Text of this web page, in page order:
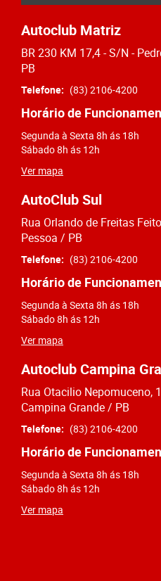
Autoclub Matriz
BR 230 KM 17,4 - S/N -
PB
Telefone: (83) 2106-4200
Horário de
Segunda à Sexta 8h ás 18h
Sábado 8h ás 12h
Ver mapa
AutoClub Sul
Rua Orlando de Freitas
Pessoa / PB
Telefone: (83) 2106-4200
Horário de
Segunda à Sexta 8h ás 18h
Sábado 8h ás 12h
Ver mapa
Autoclub Campina
Rua Otacilio Nepomuceno,
Campina Grande / PB
Telefone: (83) 2106-4200
Horário de
Segunda à Sexta 8h ás 18h
Sábado 8h ás 12h
Ver mapa